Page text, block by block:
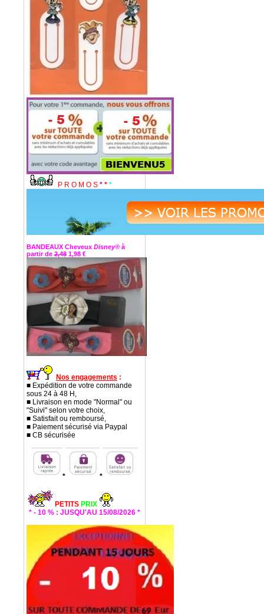
P R O M O S * * *
BANDEAUX Cheveux Disney® à
partir de 2,48 1,98 €
Nos engagements :
■ Expédition de votre commande
sous 24 à 48 H,
■ Livraison en mode "Normal" ou
"Suivi" selon votre choix,
■ Satisfait ou remboursé,
■ Paiement sécurisé via Paypal
■ CB sécurisée
* *
PETITS PRIX
* - 10 % : JUSQU'AU 15/08/2026 *